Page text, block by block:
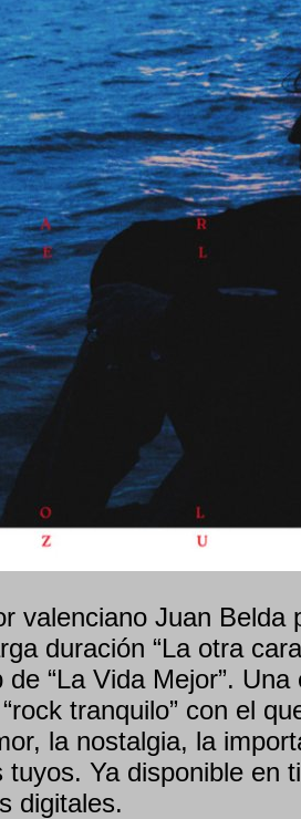
valenciano Juan Belda
duración “La otra
de “La Vida Mejor”.
tranquilo” con el
la nostalgia, la
tuyos. Ya disponible en
digitales.